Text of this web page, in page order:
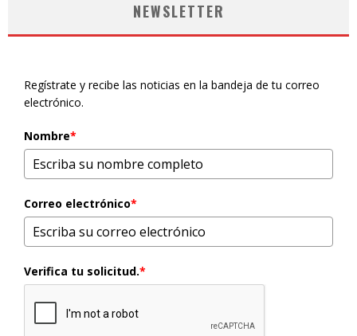
NEWSLETTER
Regístrate y recibe las noticias en la bandeja de tu correo
electrónico.
Nombre*
Correo electrónico*
Verifica tu solicitud.*